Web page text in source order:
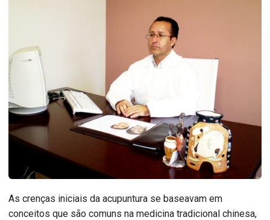
As crenças iniciais da acupuntura se baseavam em
conceitos que são comuns na medicina tradicional chinesa,